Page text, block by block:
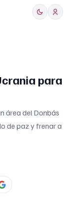
para
área del Donbás
de paz y frenar a